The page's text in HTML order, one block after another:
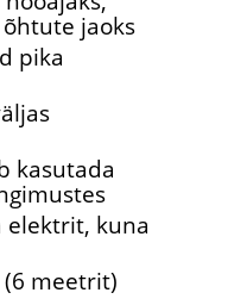
jaoks
pika
kasutada
elektrit, kuna
(6 meetrit)